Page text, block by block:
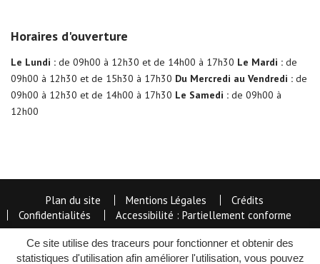
Ce site utilise des traceurs pour fonctionner et obtenir des
statistiques d'utilisation afin améliorer l'utilisation, vous pouvez
Horaires d'ouverture
Le Lundi : de 09h00 à 12h30 et de 14h00 à 17h30 Le Mardi : de
09h00 à 12h30 et de 15h30 à 17h30 Du Mercredi au Vendredi : de
09h00 à 12h30 et de 14h00 à 17h30 Le Samedi : de 09h00 à
12h00
Plan du site Mentions Légales
Crédits
Confidentialités
Accessibilité : Partiellement conforme